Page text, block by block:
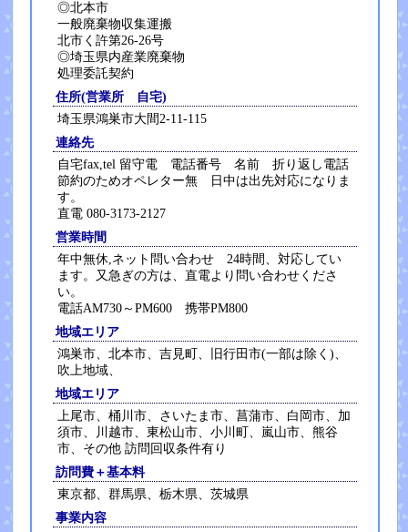
◎北本市
一般廃棄物収集運搬
北市く許第26-26号
◎埼玉県内産業廃棄物
処理委託契約
住所(営業所 自宅)
埼玉県鴻巣市大間2-11-115
連絡先
自宅fax,tel 留守電 電話番号 名前 折り返し電話
節約のためオペレター無 日中は出先対応になりま
す。
直電 080-3173-2127
営業時間
年中無休,ネット問い合わせ 24時間、対応してい
ます。又急ぎの方は、直電より問い合わせくださ
い。
電話AM730～PM600 携帯PM800
地域エリア
鴻巣市、北本市、吉見町、旧行田市(一部は除く)、
吹上地域、
地域エリア
上尾市、桶川市、さいたま市、菖蒲市、白岡市、加
須市、川越市、東松山市、小川町、嵐山市、熊谷
市、その他 訪問回収条件有り
訪問費＋基本料
東京都、群馬県、栃木県、茨城県
事業内容